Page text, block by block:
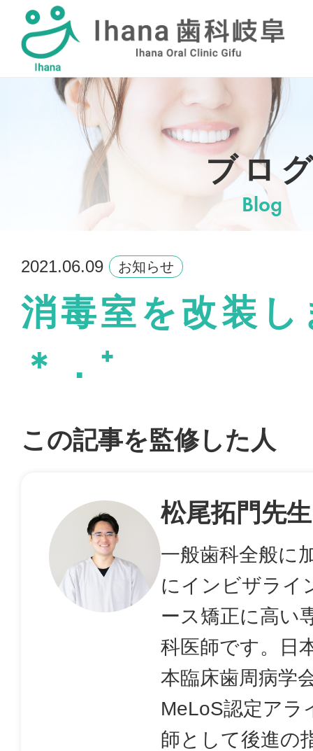
採用情報
ブロ
Blog
2021.06.09 お知らせ
消毒室を改装
＊．⁺
この記事を監修した人
松尾拓門先生
一般歯科全般に
にインビザライ
ース矯正に高い
科医師です。日
本臨床歯周病学
MeLoS認定アラ
師として後進の